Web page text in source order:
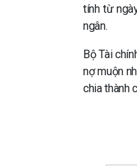
tính từ
ngân.
Bộ Tài
nợ muộn
chia thành